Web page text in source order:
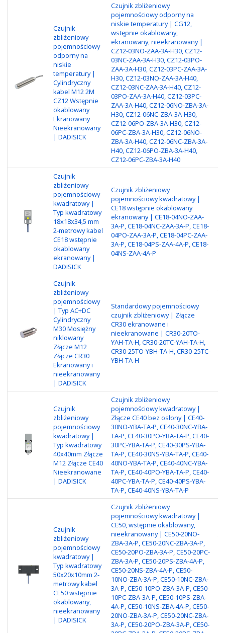
Czujnik
zbliżeniowy
pojemnościowy
odporny na
niskie
temperatury |
Cylindryczny
kabel M12 2M
CZ12 Wstępnie
okablowany
Ekranowany
Nieekranowany
| DADISICK
Czujnik zbliżeniowy
pojemnościowy odporny na
niskie temperatury | CG12,
wstępnie okablowany,
ekranowany, nieekranowany |
CZ12-03NO-ZAA-3A-H30, CZ12-
03NC-ZAA-3A-H30, CZ12-03PO-
ZAA-3A-H30, CZ12-03PC-ZAA-3A-
H30, CZ12-03NO-ZAA-3A-H40,
CZ12-03NC-ZAA-3A-H40, CZ12-
03PO-ZAA-3A-H40, CZ12-03PC-
ZAA-3A-H40, CZ12-06NO-ZBA-3A-
H30, CZ12-06NC-ZBA-3A-H30,
CZ12-06PO-ZBA-3A-H30, CZ12-
06PC-ZBA-3A-H30, CZ12-06NO-
ZBA-3A-H40, CZ12-06NC-ZBA-3A-
H40, CZ12-06PO-ZBA-3A-H40,
CZ12-06PC-ZBA-3A-H40
Czujnik
zbliżeniowy
pojemnościowy
kwadratowy |
Typ kwadratowy
18x18x34,5 mm
2-metrowy kabel
CE18 wstępnie
okablowany
ekranowany |
DADISICK
Czujnik zbliżeniowy
pojemnościowy kwadratowy |
CE18 wstępnie okablowany
ekranowany | CE18-04NO-ZAA-
3A-P, CE18-04NC-ZAA-3A-P, CE18-
04PO-ZAA-3A-P, CE18-04PC-ZAA-
3A-P, CE18-04PS-ZAA-4A-P, CE18-
04NS-ZAA-4A-P
Czujnik
zbliżeniowy
pojemnościowy
| Typ AC+DC
Cylindryczny
M30 Mosiężny
niklowany
Złącze M12
Złącze CR30
Ekranowany i
nieekranowany
| DADISICK
Standardowy pojemnościowy
czujnik zbliżeniowy | Złącze
CR30 ekranowane i
nieekranowane | CR30-20TO-
YAH-TA-H, CR30-20TC-YAH-TA-H,
CR30-25TO-YBH-TA-H, CR30-25TC-
YBH-TA-H
Czujnik
zbliżeniowy
pojemnościowy
kwadratowy |
Typ kwadratowy
40x40mm Złącze
M12 Złącze CE40
Nieekranowane
| DADISICK
Czujnik zbliżeniowy
pojemnościowy kwadratowy |
Złącze CE40 bez osłony | CE40-
30NO-YBA-TA-P, CE40-30NC-YBA-
TA-P, CE40-30PO-YBA-TA-P, CE40-
30PC-YBA-TA-P, CE40-30PS-YBA-
TA-P, CE40-30NS-YBA-TA-P, CE40-
40NO-YBA-TA-P, CE40-40NC-YBA-
TA-P, CE40-40PO-YBA-TA-P, CE40-
40PC-YBA-TA-P, CE40-40PS-YBA-
TA-P, CE40-40NS-YBA-TA-P
Czujnik
zbliżeniowy
pojemnościowy
kwadratowy |
Typ kwadratowy
50x20x10mm 2-
metrowy kabel
CE50 wstępnie
okablowany,
nieekranowany
| DADISICK
Czujnik zbliżeniowy
pojemnościowy kwadratowy |
CE50, wstępnie okablowany,
nieekranowany | CE50-20NO-
ZBA-3A-P, CE50-20NC-ZBA-3A-P,
CE50-20PO-ZBA-3A-P, CE50-20PC-
ZBA-3A-P, CE50-20PS-ZBA-4A-P,
CE50-20NS-ZBA-4A-P, CE50-
10NO-ZBA-3A-P, CE50-10NC-ZBA-
3A-P, CE50-10PO-ZBA-3A-P, CE50-
10PC-ZBA-3A-P, CE50-10PS-ZBA-
4A-P, CE50-10NS-ZBA-4A-P, CE50-
20NO-ZBA-3A-P, CE50-20NC-ZBA-
3A-P, CE50-20PO-ZBA-3A-P, CE50-